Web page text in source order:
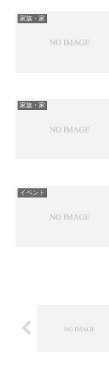
家族・家
家族・家
イベント